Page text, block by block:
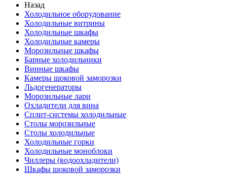
Назад
Холодильное оборудование
Холодильные витрины
Холодильные шкафы
Холодильные камеры
Морозильные шкафы
Барные холодильники
Винные шкафы
Камеры шоковой заморозки
Льдогенераторы
Морозильные лари
Охладители для вина
Сплит-системы холодильные
Столы морозильные
Столы холодильные
Холодильные горки
Холодильные моноблоки
Чиллеры (водоохладители)
Шкафы шоковой заморозки